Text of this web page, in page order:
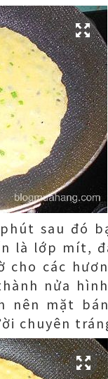
sau đó
là lớp mít,
cho các
nửa
nên mặt
chuyên